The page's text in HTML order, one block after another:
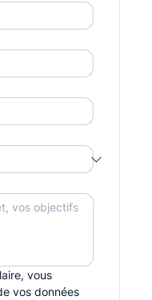
vous
vos données